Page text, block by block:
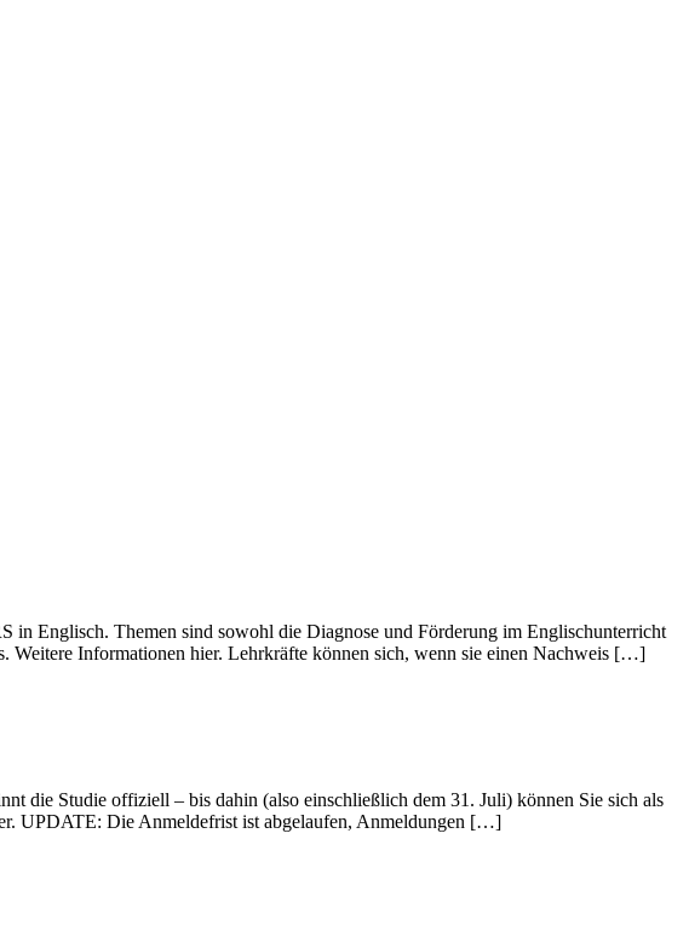
in Englisch. Themen sind sowohl die Diagnose und Förderung im Englischunterricht
Weitere Informationen hier. Lehrkräfte können sich, wenn sie einen Nachweis […]
die Studie offiziell – bis dahin (also einschließlich dem 31. Juli) können Sie sich als
UPDATE: Die Anmeldefrist ist abgelaufen, Anmeldungen […]